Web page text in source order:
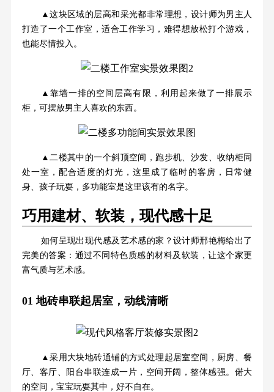
▲这块区域的层高和采光都非常理想，设计师为男主人
打造了一个工作室，适合工作学习，难得想放松打个游戏，
也能尽情投入。
▲靠墙一排的空间层高有限，利用起来做了一排展示
柜，可摆放男主人喜欢的东西。
▲二楼其中的一个斜顶空间，跑步机、沙发、收纳柜同
处一室，配合适度的灯光，这里成了临时的客房，日常健
身、孩子玩耍，多功能室是这里该有的名字。
巧用建材、软装，现代感十足
如何呈现出现代感及艺术感的家？设计师邢艳梅给出了
完美的答案：通过不同特色质感的材料及软装，让这个家更
富气质与艺术感。
01地砖串联起居室，动线清晰
▲采用大块地砖通铺的方式处理起居室空间，厨房、餐
厅、客厅、阳台串联连成一片，空间开阔，整体感强。偌大
的空间，宝宝玩耍其中，好不自在。